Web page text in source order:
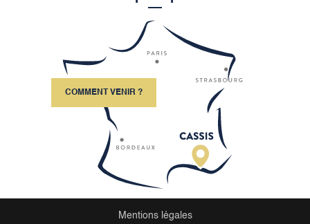
COMMENT VENIR ?
Mentions légales